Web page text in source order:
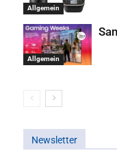
Allgemein
Allgemein
Newsletter